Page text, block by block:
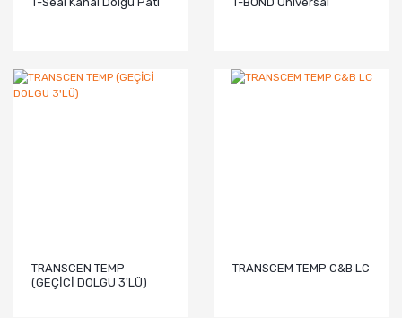
TRANSCEN TEMP
(GEÇİCİ DOLGU 3'LÜ)
TRANSCEM TEMP C&B LC